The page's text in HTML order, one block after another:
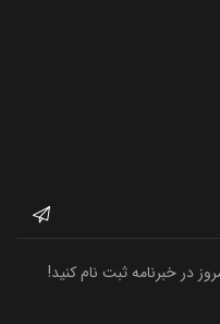
در خبرنامه ثبت نام کنید!